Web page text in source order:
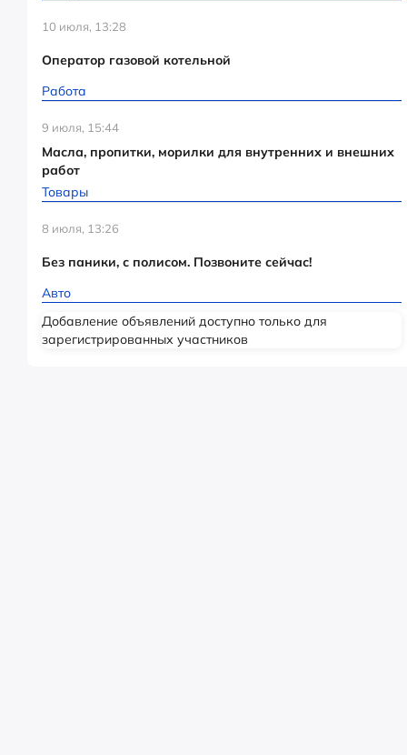
10 июля, 13:28
Оператор газовой котельной
Работа
9 июля, 15:44
Масла, пропитки, морилки для внутренних и внешних
работ
Товары
8 июля, 13:26
Без паники, с полисом. Позвоните сейчас!
Авто
Добавление объявлений доступно только для
зарегистрированных участников